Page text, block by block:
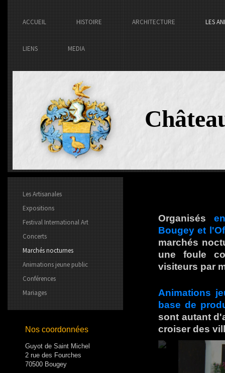
ACCUEIL HISTOIRE ARCHITECTURE LES
LIENS MEDIA
Les Artisanales
Expositions
Festival International Art
Concerts
Marchés nocturnes
Animations jeune public
Conférences
Mariages
Nos coordonnées
Guyot de Saint Michel
2 rue des Fourches
70500 Bougey
Organisés
Bougey et
marchés
une foule
visiteurs par
Animations
base de
sont autant
croiser des